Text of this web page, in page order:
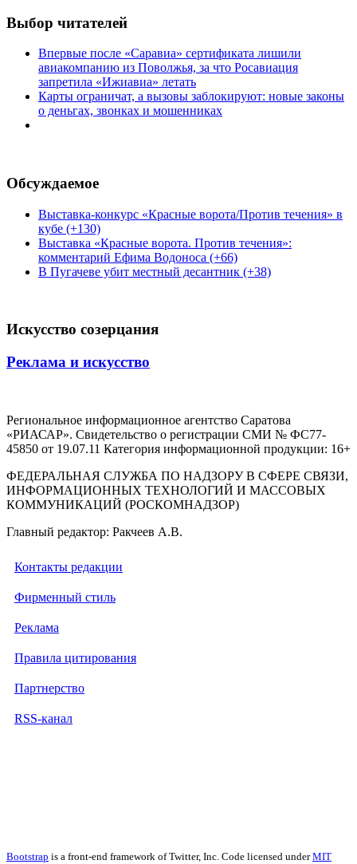
Выбор читателей
Впервые после «Саравиа» сертификата лишили
авиакомпанию из Поволжья, за что Росавиация
запретила «Ижиавиа» летать
Карты ограничат, а вызовы заблокируют: новые законы
о деньгах, звонках и мошенниках
Обсуждаемое
Выставка-конкурс «Красные ворота/Против течения» в
кубе (+130)
Выставка «Красные ворота. Против течения»:
комментарий Ефима Водоноса (+66)
В Пугачеве убит местный десантник (+38)
Искусство созерцания
Реклама и искусство
Региональное информационное агентство Саратова
«РИАСАР». Свидетельство о регистрации СМИ № ФС77-
45850 от 19.07.11 Категория информационной продукции: 16+
ФЕДЕРАЛЬНАЯ СЛУЖБА ПО НАДЗОРУ В СФЕРЕ СВЯЗИ,
ИНФОРМАЦИОННЫХ ТЕХНОЛОГИЙ И МАССОВЫХ
КОММУНИКАЦИЙ (РОСКОМНАДЗОР)
Главный редактор: Ракчеев А.В.
Контакты редакции
Фирменный стиль
Реклама
Правила цитирования
Партнерство
RSS-канал
Bootstrap is a front-end framework of Twitter, Inc. Code licensed underMIT